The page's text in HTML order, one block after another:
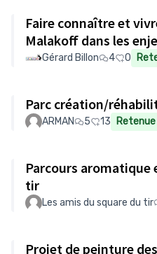
Faire connaître et
Malakoff dans les
Gérard Billon 4 0
Parc création/
ARMAN 5 13 Retenue
Parcours aromatique
tir
Les amis du square du tir
Projet de peinture